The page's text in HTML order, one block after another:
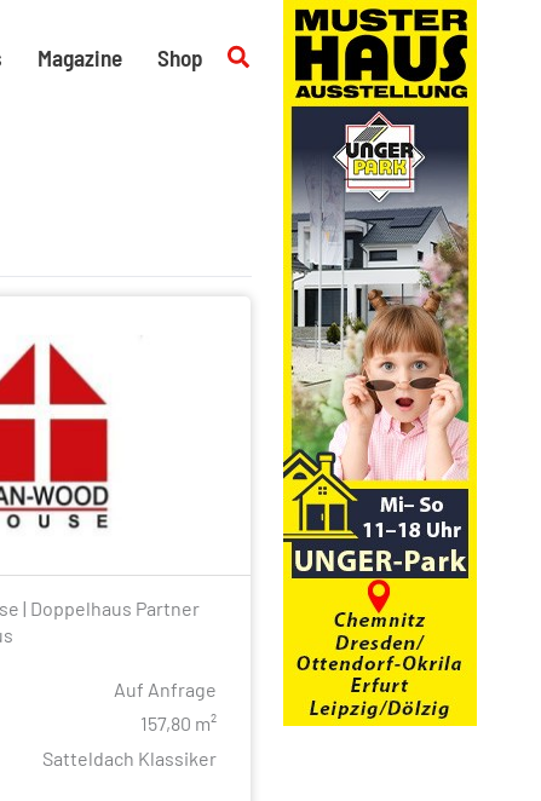
Magazine Shop Suchen
| Doppelhaus Partner
Auf Anfrage
157,80 m²
Satteldach Klassiker